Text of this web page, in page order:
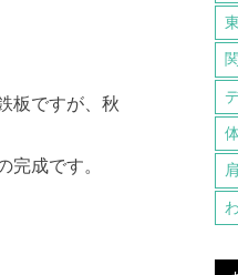
板ですが、秋
成です。